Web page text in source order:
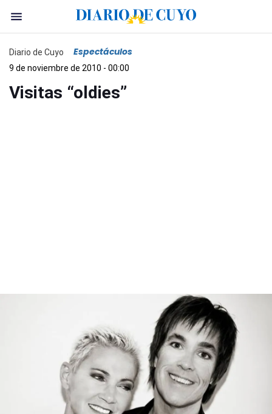
Diario de Cuyo Espectáculos
9 de noviembre de 2010 - 00:00
Visitas “oldies”